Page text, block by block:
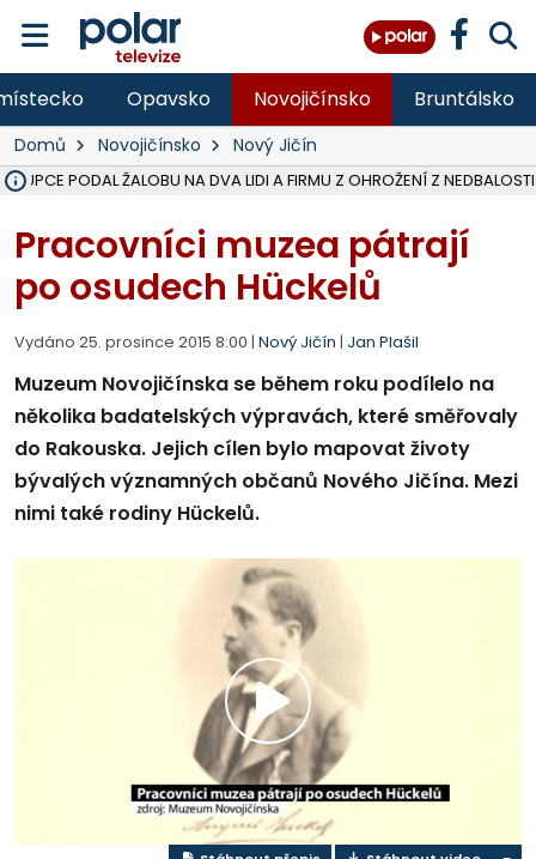
Opavsko Novojičínsko Bruntálsko
Domů Novojičínsko Nový Jičín
PODAL ŽALOBU NA DVA LIDI A FIRMU Z OHROŽENÍ Z NEDBALOSTI
Pracovníci muzea pátrají
po osudech Hückelů
Vydáno 25. prosince 2015 8:00 | Nový Jičín | Jan Plašil
Muzeum Novojičínska se během roku podílelo na
několika badatelských výpravách, které směřovaly
do Rakouska. Jejich cílen bylo mapovat životy
bývalých významných občanů Nového Jičína. Mezi
nimi také rodiny Hückelů.
Přehrát
video